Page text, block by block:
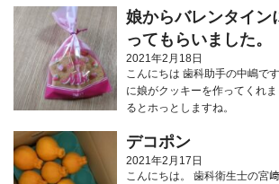
娘からバレンタイン
ってもらいました。
2021年2月18日
こんにちは 歯科助手の中嶋で
に娘がクッキーを作ってくれ
るとホっとしますね。
デコポン
2021年2月17日
こんにちは。 歯科衛生士の宮